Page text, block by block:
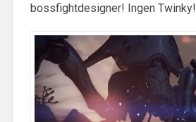
bossfightdesigner! Ingen Twinky!